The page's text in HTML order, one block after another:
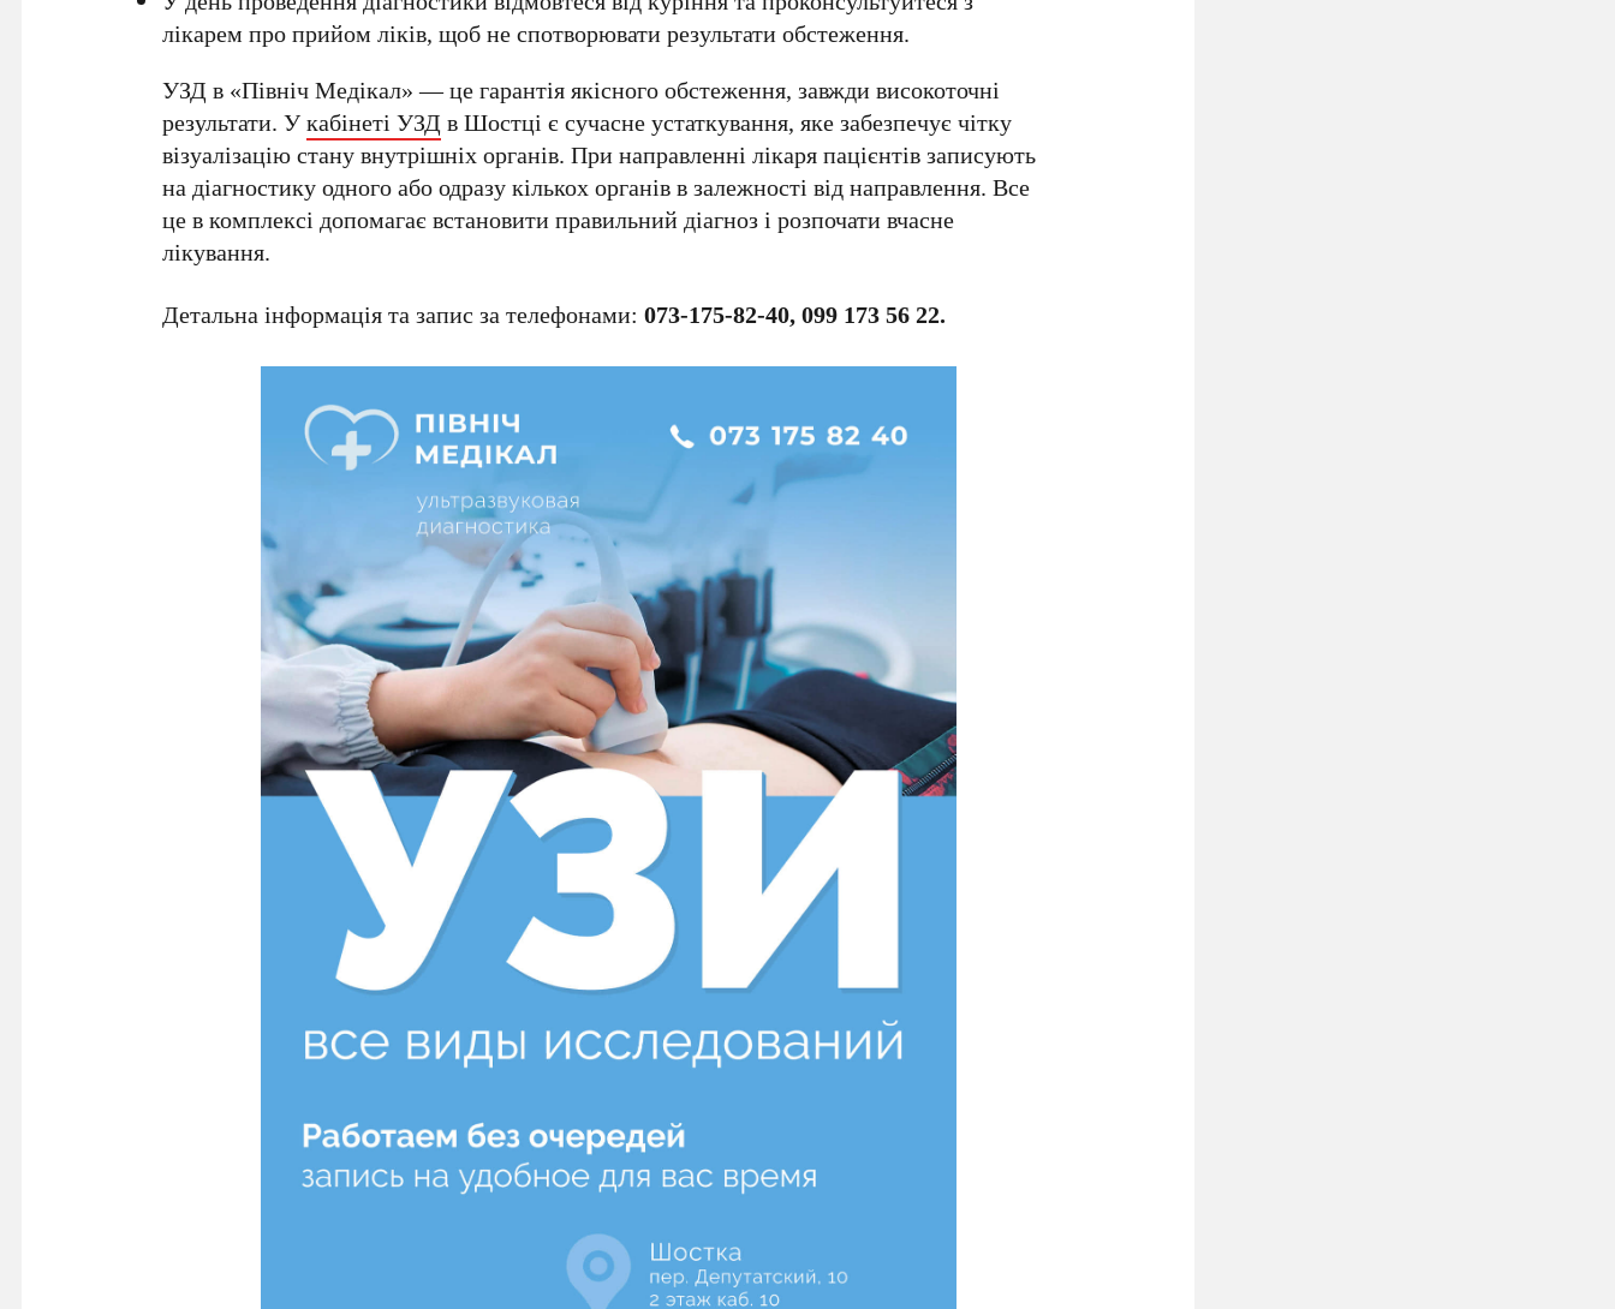
лікарем про прийом ліків, щоб не спотворювати результати обстеження.
УЗД в «Північ Медікал» — це гарантія якісного обстеження, завжди високоточні
результати. Укабінеті УЗД в Шостці є сучасне устаткування, яке забезпечує чітку
візуалізацію стану внутрішніх органів. При направленні лікаря пацієнтів записують
на діагностику одного або одразу кількох органів в залежності від направлення. Все
це в комплексі допомагає встановити правильний діагноз і розпочати вчасне
лікування.
Детальна інформація та запис за телефонами: 073-175-82-40, 099 173 56 22.